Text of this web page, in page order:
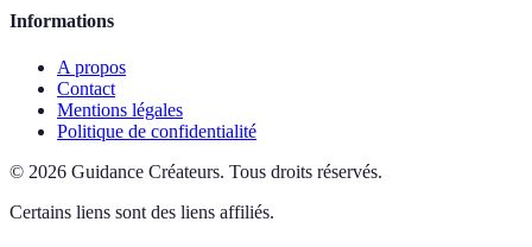
Informations
A propos
Contact
Mentions légales
Politique de confidentialité
© 2026 Guidance Créateurs. Tous droits réservés.
Certains liens sont des liens affiliés.